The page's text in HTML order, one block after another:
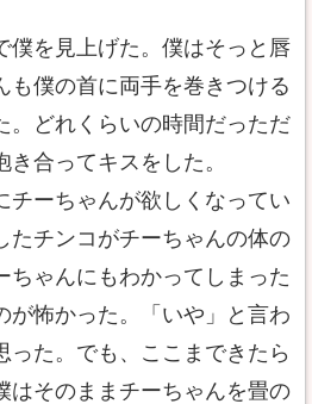
僕を見上げた。僕はそっと唇
も僕の首に両手を巻きつける
。どれくらいの時間だっただ
合ってキスをした。
ーちゃんが欲しくなってい
たチンコがチーちゃんの体の
ちゃんにもわかってしまった
が怖かった。「いや」と言わ
った。でも、ここまできたら
はそのままチーちゃんを畳の